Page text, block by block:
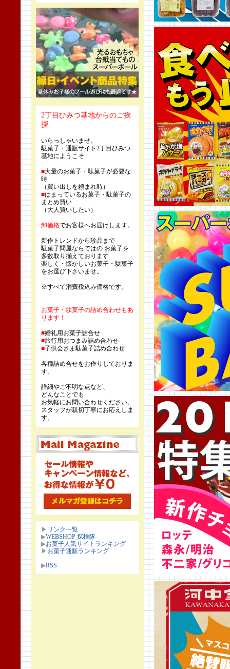
2丁目ひみつ基地からのご挨
拶
いらっしゃいませ。
駄菓子・通販サイト2丁目ひみつ
基地にようこそ
■大量のお菓子・駄菓子が必要な
時
（買い出しを頼まれ時）
■はまっているお菓子・駄菓子の
まとめ買い
（大人買いしたい）
卸価格でお客様へお届けします。
新作トレンドから珍品まで
駄菓子問屋ならではの お菓子を
多数取り揃えております
楽しく・懐かしいお菓子・駄菓子
をお選び下さいませ。
※すべて消費税込み価格です。
お菓子・駄菓子の詰め合わせもあ
ります！
■婚礼用お菓子詰合せ
■旅行用おつまみ詰め合わせ
■子供会さま駄菓子詰め合わせ
各種詰め合せをお作りしておりま
す。
詳細やご不明な点など、
どんなことでも
お気軽にお問い合わせください。
スタッフが親切丁寧にお応えしま
す。
▶ リンク一覧
▶WEBSHOP 探検隊
▶お菓子人気サイトランキング
▶ お菓子通販ランキング
▶RSS